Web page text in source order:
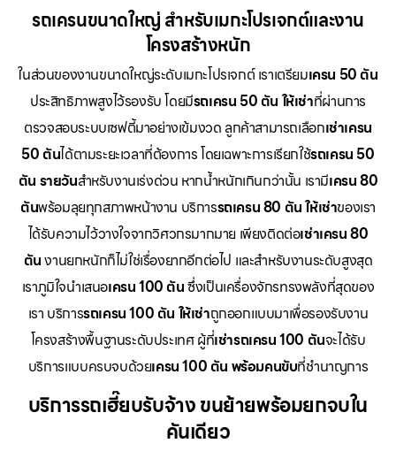
รถเครนขนาดใหญ่ สำหรับเมกะโปรเจกต์และงาน
โครงสร้างหนัก
ในส่วนของงานขนาดใหญ่ระดับเมกะโปรเจกต์ เราเตรียมเครน 50 ตัน
ประสิทธิภาพสูงไว้รองรับ โดยมีรถเครน 50 ตัน ให้เช่าที่ผ่านการ
ตรวจสอบระบบเซฟตี้มาอย่างเข้มงวด ลูกค้าสามารถเลือกเช่าเครน
50 ตันได้ตามระยะเวลาที่ต้องการ โดยเฉพาะการเรียกใช้รถเครน 50
ตัน รายวันสำหรับงานเร่งด่วน หากน้ำหนักเกินกว่านั้น เรามีเครน 80
ตันพร้อมลุยทุกสภาพหน้างาน บริการรถเครน 80 ตัน ให้เช่าของเรา
ได้รับความไว้วางใจจากวิศวกรมากมาย เพียงติดต่อเช่าเครน 80
ตันงานยกหนักก็ไม่ใช่เรื่องยากอีกต่อไป และสำหรับงานระดับสูงสุด
เราภูมิใจนำเสนอเครน 100 ตันซึ่งเป็นเครื่องจักรทรงพลังที่สุดของ
เรา บริการรถเครน 100 ตัน ให้เช่าถูกออกแบบมาเพื่อรองรับงาน
โครงสร้างพื้นฐานระดับประเทศ ผู้ที่เช่ารถเครน 100 ตันจะได้รับ
บริการแบบครบจบด้วยเครน 100 ตัน พร้อมคนขับที่ชำนาญการ
บริการรถเฮี๊ยบรับจ้าง ขนย้ายพร้อมยกจบใน
คันเดียว